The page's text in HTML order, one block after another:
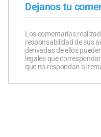
Dejanos tu
Los comentarios
responsabilidad de sus
derivadas de ellos
legales que
que no respondan al